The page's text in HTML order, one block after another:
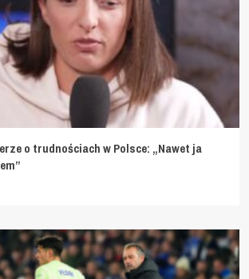
o trudnościach w Polsce: „Nawet ja